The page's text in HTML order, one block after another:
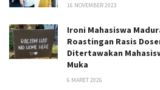
16 NOVEMBER 2023
Ironi Mahasiswa
Roastingan Rasis
Ditertawakan
Muka
6 MARET 2026